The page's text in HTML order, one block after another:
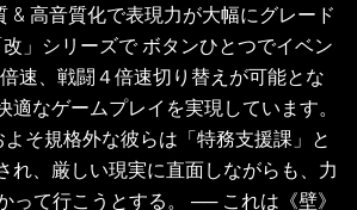
& 高音質化で表現力が大幅にグレード
」シリーズで ボタンひとつでイベン
速、戦闘４倍速切り替えが可能とな
適なゲームプレイを実現しています。
そ規格外な彼らは「特務支援課」と
れ、厳しい現実に直面しながらも、力
って行こうとする。 ── これは《壁》